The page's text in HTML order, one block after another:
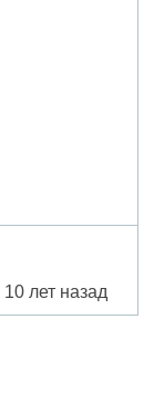
10 лет назад